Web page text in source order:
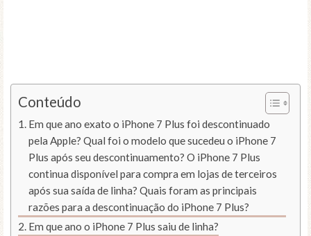
Conteúdo
Em que ano exato o iPhone 7 Plus foi descontinuado
pela Apple? Qual foi o modelo que sucedeu o iPhone 7
Plus após seu descontinuamento? O iPhone 7 Plus
continua disponível para compra em lojas de terceiros
após sua saída de linha? Quais foram as principais
razões para a descontinuação do iPhone 7 Plus?
Em que ano o iPhone 7 Plus saiu de linha?